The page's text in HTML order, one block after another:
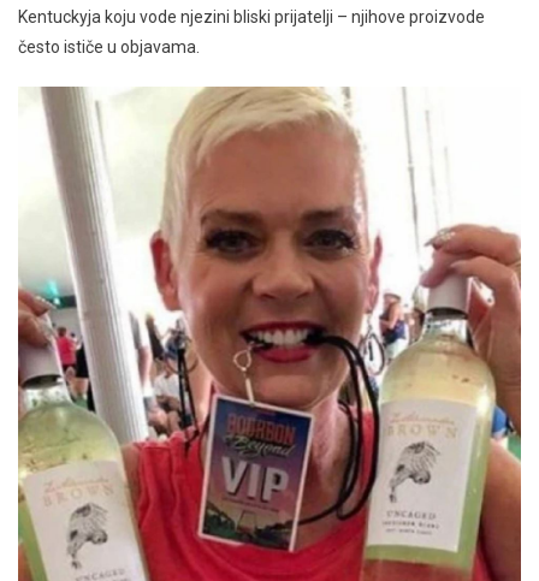
Kentuckyja koju vode njezini bliski prijatelji – njihove proizvode
često ističe u objavama.